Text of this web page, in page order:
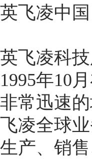
英飞凌中国
英飞凌科
1995年10
非常迅速
飞凌全球
生产、销